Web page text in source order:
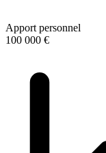
Apport personnel
100 000 €